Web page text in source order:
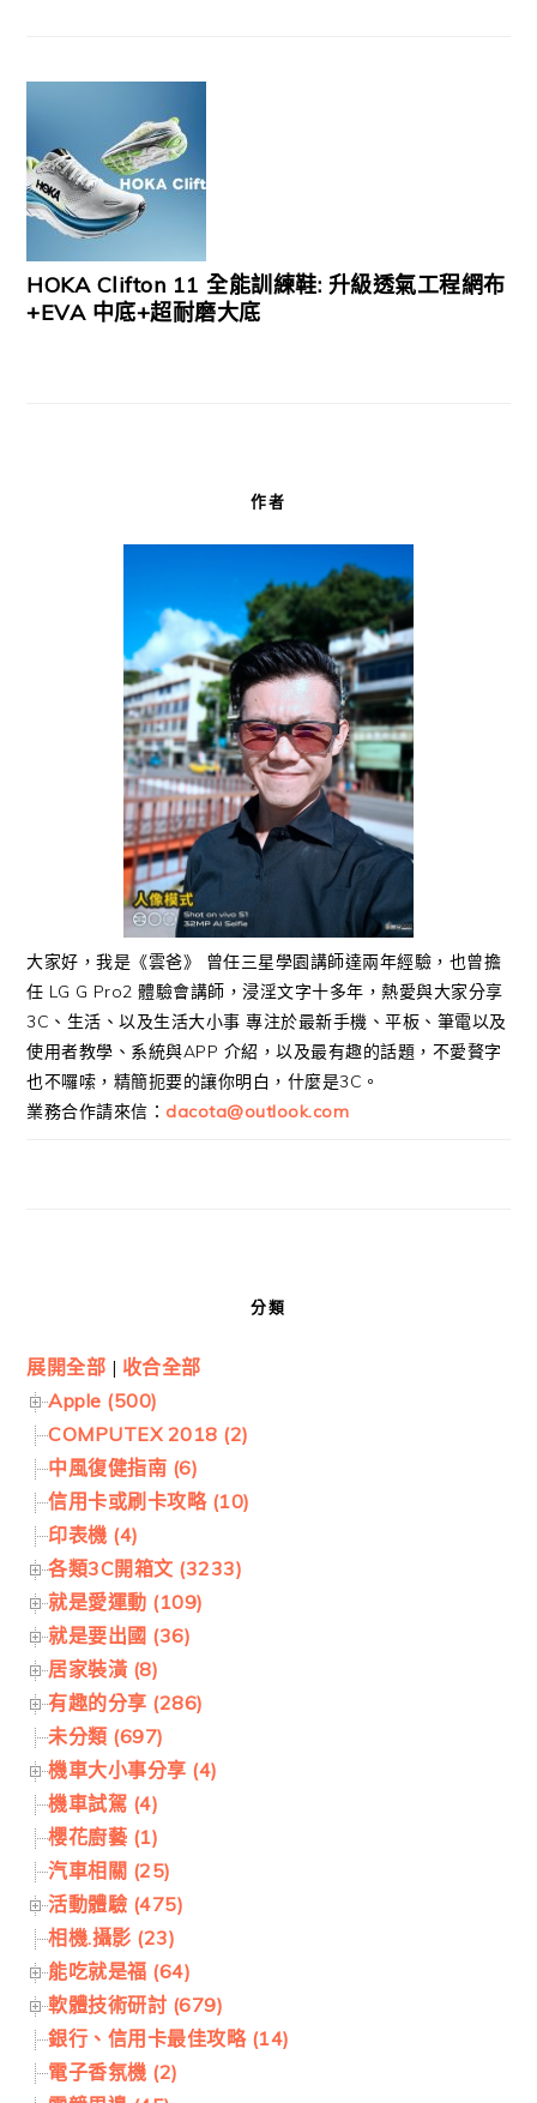
HOKA Clifton 11 全能訓練鞋: 升級透氣工程網布
+EVA 中底+超耐磨大底
作者
大家好，我是《雲爸》 曾任三星學園講師達兩年經驗，也曾擔
任 LG G Pro2 體驗會講師，浸淫文字十多年，熱愛與大家分享
3C、生活、以及生活大小事 專注於最新手機、平板、筆電以及
使用者教學、系統與APP 介紹，以及最有趣的話題，不愛贅字
也不囉嗦，精簡扼要的讓你明白，什麼是3C。
業務合作請來信： dacota@outlook.com
分類
展開全部 | 收合全部
Apple (500)
COMPUTEX 2018 (2)
中風復健指南 (6)
信用卡或刷卡攻略 (10)
印表機 (4)
各類3C開箱文 (3233)
就是愛運動 (109)
就是要出國 (36)
居家裝潢 (8)
有趣的分享 (286)
未分類 (697)
機車大小事分享 (4)
機車試駕 (4)
櫻花廚藝 (1)
汽車相關 (25)
活動體驗 (475)
相機.攝影 (23)
能吃就是福 (64)
軟體技術研討 (679)
銀行、信用卡最佳攻略 (14)
電子香氛機 (2)